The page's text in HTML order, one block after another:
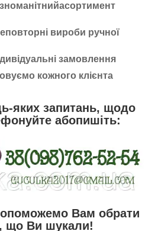
вироби ручної
замовлення
кожного клієнта
яких запитань, щодо
абопишіть:
Вам обрати
що Ви шукали!